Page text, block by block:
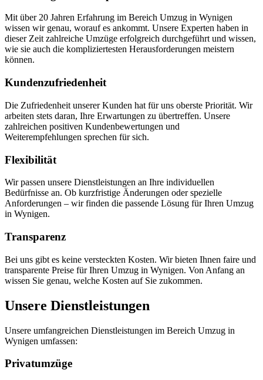
Mit über 20 Jahren Erfahrung im Bereich Umzug in Wynigen
wissen wir genau, worauf es ankommt. Unsere Experten haben in
dieser Zeit zahlreiche Umzüge erfolgreich durchgeführt und wissen,
wie sie auch die kompliziertesten Herausforderungen meistern
können.
Kundenzufriedenheit
Die Zufriedenheit unserer Kunden hat für uns oberste Priorität. Wir
arbeiten stets daran, Ihre Erwartungen zu übertreffen. Unsere
zahlreichen positiven Kundenbewertungen und
Weiterempfehlungen sprechen für sich.
Flexibilität
Wir passen unsere Dienstleistungen an Ihre individuellen
Bedürfnisse an. Ob kurzfristige Änderungen oder spezielle
Anforderungen – wir finden die passende Lösung für Ihren Umzug
in Wynigen.
Transparenz
Bei uns gibt es keine versteckten Kosten. Wir bieten Ihnen faire und
transparente Preise für Ihren Umzug in Wynigen. Von Anfang an
wissen Sie genau, welche Kosten auf Sie zukommen.
Unsere Dienstleistungen
Unsere umfangreichen Dienstleistungen im Bereich Umzug in
Wynigen umfassen:
Privatumzüge